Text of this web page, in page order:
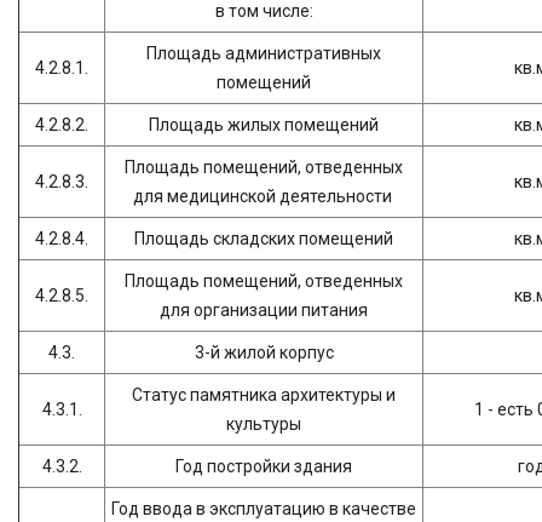
в том числе:
4.2.8.1.
Площадь административных
помещений
4.2.8.2. Площадь жилых помещений
4.2.8.3.
Площадь помещений, отведенных
для медицинской деятельности
4.2.8.4. Площадь складских помещений
4.2.8.5.
Площадь помещений, отведенных
для организации питания
4.3. 3-й жилой корпус
4.3.1.
Статус памятника архитектуры и
культуры
1 - есть
4.3.2. Год постройки здания
Год ввода в эксплуатацию в качестве